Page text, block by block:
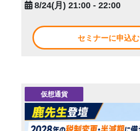
8/24(月) 21:00 - 22:00
セミナーに申込む
仮想通貨